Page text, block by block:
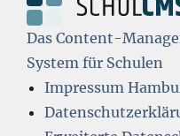
Das Content-
System für Schulen
Impressum